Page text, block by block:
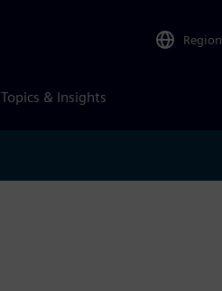
Region
Topics & Insights